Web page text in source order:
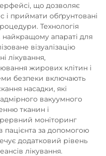
що дозволяє
і приймати обґрунтовані
Технологія
апараті для
візуалізацію
лікування,
жирових клітин і
безпеки включають
насадки, які
вакуумного
тканин і
моніторинг
пацієнта за допомогою
додатковий рівень
лікування.